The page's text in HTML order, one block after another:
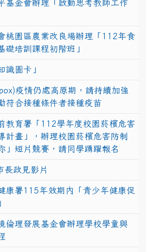
基金會辦理「啟動思考教師工作
桃園區農業改良場辦理「112年食
礎培訓課程初階班」
識圖卡」
疫情仍處高原期，請持續加強
符合接種條件者接種疫苗
教育署「112學年度校園菸檳危害
計畫」，辦理校園菸檳危害防制
」短片競賽，請同學踴躍報名
長政見影片
康署115年效期內「青少年健康促
倫理發展基金會辦理學校學童與